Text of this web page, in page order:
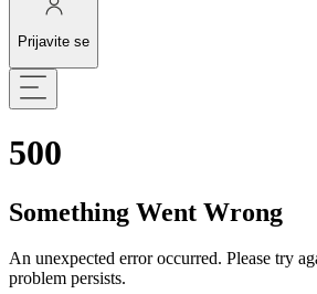
Prijavite se
500
Something Went Wrong
An unexpected error occurred. Please try
problem persists.